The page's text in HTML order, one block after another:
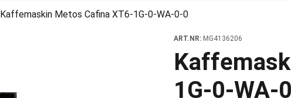
Kaffemaskin Metos Cafina XT6-1G-0-WA-0-0
ART.NR: MG4136206
1G-0-WA-